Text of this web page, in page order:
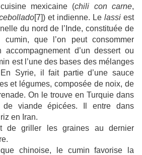
mexicaine (chili con carne,
[7]) et indienne. Le lassi est
du nord de l’Inde, constituée de
que l’on peut consommer
d’un dessert ou
est l’une des bases des mélanges
Syrie, il fait partie d’une sauce
et légumes, composée de noix, de
On le trouve en Turquie dans
de viande épicées. Il entre dans
en Iran.
de griller les graines au dernier
chinoise, le cumin favorise la